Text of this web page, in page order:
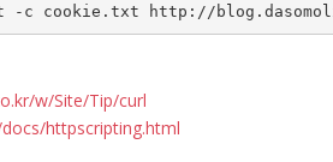
-c cookie.txt http://
w/Site/Tip/curl
httpscripting.html